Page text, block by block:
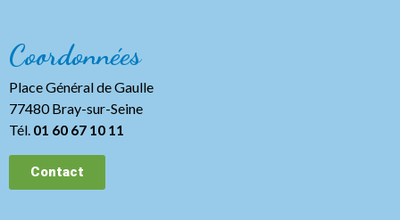
Coordonnées
Place Général de Gaulle
77480 Bray-sur-Seine
Tél. 01 60 67 10 11
Contact